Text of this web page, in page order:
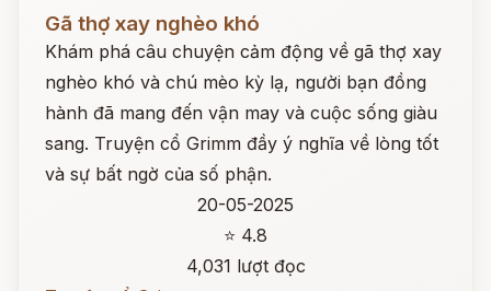
Gã thợ xay nghèo khó
Khám phá câu chuyện cảm động về gã thợ xay
nghèo khó và chú mèo kỳ lạ, người bạn đồng
hành đã mang đến vận may và cuộc sống giàu
sang. Truyện cổ Grimm đầy ý nghĩa về lòng tốt
và sự bất ngờ của số phận.
20-05-2025
⭐ 4.8
4,031 lượt đọc